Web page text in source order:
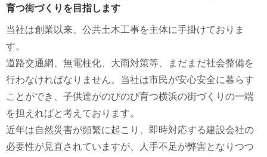
育つ街づくりを目指します
当社は創業以来、公共土木工事を主体に手掛けておりま
す。
道路交通網、無電柱化、大雨対策等、まだまだ社会整備を
行わなければなりません。当社は市民が安心安全に暮らす
ことができ、子供達がのびのび育つ横浜の街づくりの一端
を担えればと考えております。
近年は自然災害が頻繁に起こり、即時対応する建設会社の
必要性が見直されていますが、人手不足が弊害となりつつ